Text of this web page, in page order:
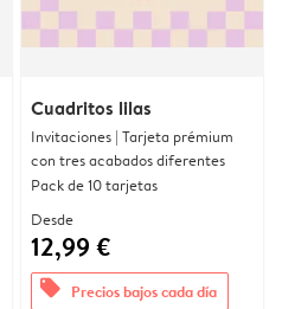
Cuadritos lilas
Invitaciones | Tarjeta prémium
con tres acabados diferentes
Pack de 10 tarjetas
Desde
12,99 €
offers Precios bajos cada día